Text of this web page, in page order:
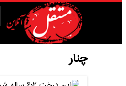
چنار